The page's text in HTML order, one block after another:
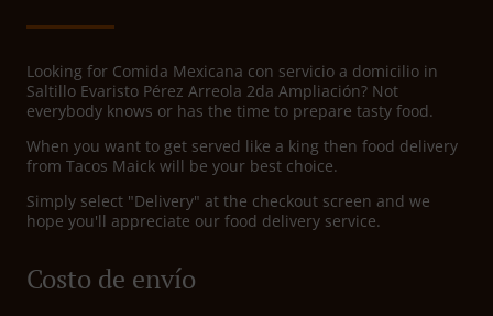
Looking for Comida Mexicana con servicio a domicilio in
Saltillo Evaristo Pérez Arreola 2da Ampliación? Not
everybody knows or has the time to prepare tasty food.
When you want to get served like a king then food delivery
from Tacos Maick will be your best choice.
Simply select "Delivery" at the checkout screen and we
hope you'll appreciate our food delivery service.
Costo de envío